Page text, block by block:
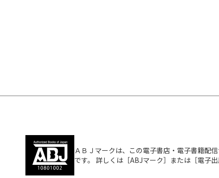
ＡＢＪマークは、この電子書店・電子書籍配
です。 詳しくは［ABJマーク］または［電子